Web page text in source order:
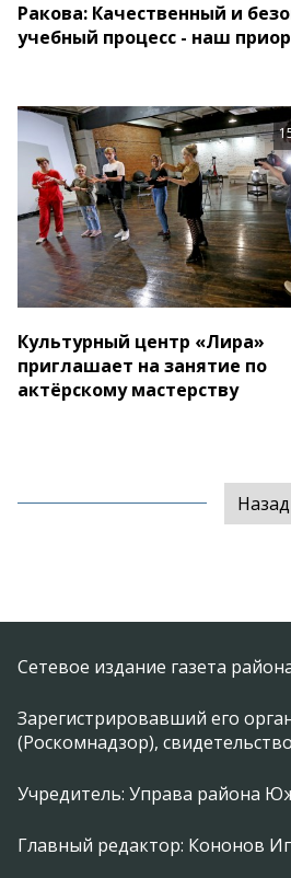
Ракова: Качественный и
учебный процесс - наш
Культурный центр «Лира»
приглашает на занятие по
актёрскому мастерству
Назад
Сетевое издание газета
Зарегистрировавший его
(Роскомнадзор),
Учредитель: Управа района
Главный редактор: Кононов